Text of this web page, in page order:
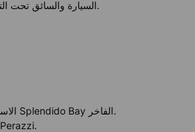
السيارة والسائق تحت التصرف طوال اليوم.
الاستلام من منتجع سبا Splendido Bay الفاخر.
الانتقال إلى مصنع Perazzi.